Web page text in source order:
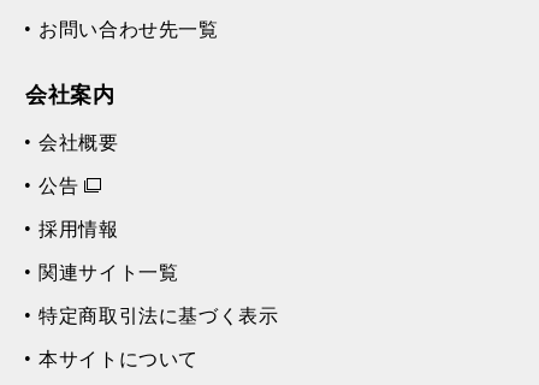
お問い合わせ先一覧
会社案内
会社概要
公告
採用情報
関連サイト一覧
特定商取引法に基づく表示
本サイトについて